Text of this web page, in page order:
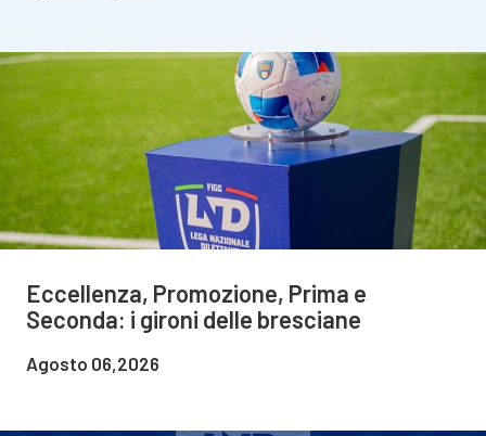
Eccellenza, Promozione, Prima e
Seconda: i gironi delle bresciane
Agosto 06,2026